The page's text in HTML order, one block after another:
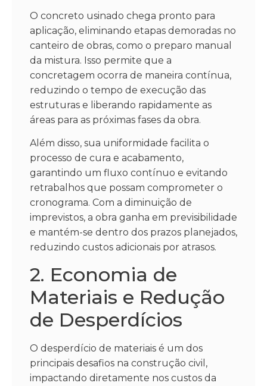
O concreto usinado chega pronto para
aplicação, eliminando etapas demoradas no
canteiro de obras, como o preparo manual
da mistura. Isso permite que a
concretagem ocorra de maneira contínua,
reduzindo o tempo de execução das
estruturas e liberando rapidamente as
áreas para as próximas fases da obra.
Além disso, sua uniformidade facilita o
processo de cura e acabamento,
garantindo um fluxo contínuo e evitando
retrabalhos que possam comprometer o
cronograma. Com a diminuição de
imprevistos, a obra ganha em previsibilidade
e mantém-se dentro dos prazos planejados,
reduzindo custos adicionais por atrasos.
2. Economia de
Materiais e Redução
de Desperdícios
O desperdício de materiais é um dos
principais desafios na construção civil,
impactando diretamente nos custos da